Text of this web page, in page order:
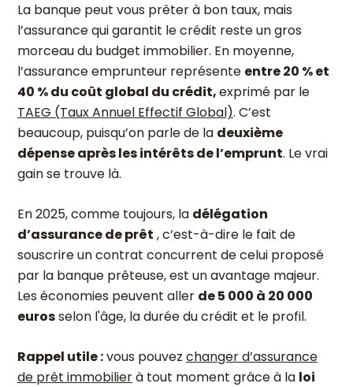
La banque peut vous prêter à bon taux, mais
l’assurance qui garantit le crédit reste un gros
morceau du budget immobilier. En moyenne,
l’assurance emprunteur représente entre 20 % et
40 % du coût global du crédit,exprimé par le
TAEG (Taux Annuel Effectif Global). C’est
beaucoup, puisqu’on parle de la deuxième
dépense après les intérêts de l’emprunt. Le vrai
gain se trouve là.
En 2025, comme toujours, la délégation
d’assurance de prêt , c’est-à-dire le fait de
souscrire un contrat concurrent de celui proposé
par la banque prêteuse, est un avantage majeur.
Les économies peuvent aller de 5 000 à 20 000
eurosselon l'âge, la durée du crédit et le profil.
Rappel utile :vous pouvez changer d’assurance
de prêt immobilierà tout moment grâce à la loi